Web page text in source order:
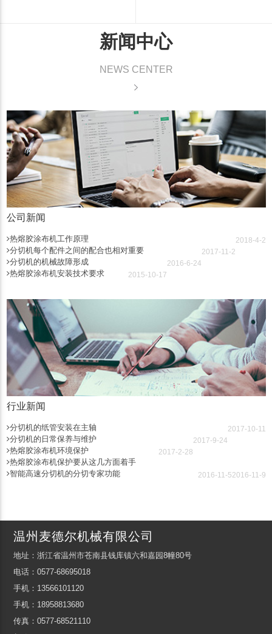
新闻中心
NEWS CENTER
公司新闻
热熔胶涂布机工作原理 2018-4-2
分切机每个配件之间的配合也相对重要 2017-11-2
分切机的机械故障形成 2016-6-24
热熔胶涂布机安装技术要求 2015-10-17
行业新闻
分切机的纸管安装在主轴 2017-10-11
分切机的日常保养与维护 2017-9-24
热熔胶涂布机环境保护 2017-2-28
热熔胶涂布机保护要从这几方面着手
2016-11-9
智能高速分切机的分切专家功能 2016-11-5
温州麦德尔机械有限公司
地址：浙江省温州市苍南县钱库镇六和嘉园8幢80号
电话：0577-68695018
手机：13566101120
手机：18958813680
传真：0577-68521110